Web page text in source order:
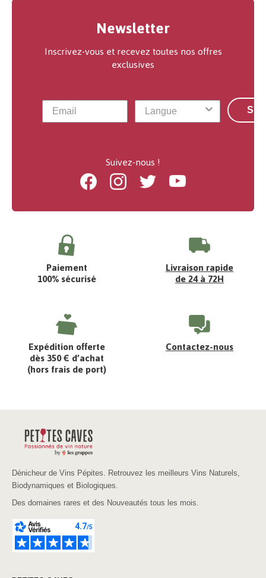
Newsletter
Inscrivez-vous et recevez toutes nos offres
exclusives
Suivez-nous !
FacebookInstagramTwitter Youtube
Paiement
100% sécurisé
Livraison rapide
de 24 à 72H
Expédition offerte
dès 350 € d’achat
(hors frais de port)
Contactez-nous
Dénicheur de Vins Pépites. Retrouvez les meilleurs Vins Naturels,
Biodynamiques et Biologiques.
Des domaines rares et des Nouveautés tous les mois.